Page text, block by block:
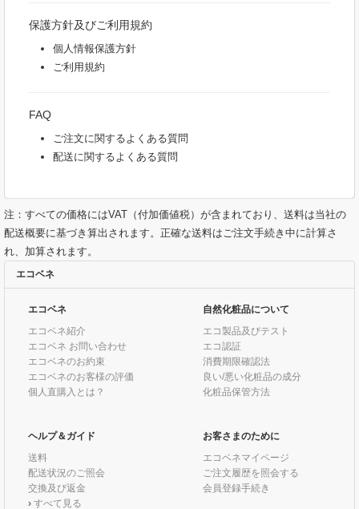
保護方針及びご利用規約
個人情報保護方針
ご利用規約
FAQ
ご注文に関するよくある質問
配送に関するよくある質問
注：すべての価格にはVAT（付加価値税）が含まれており、送料は当社の
配送概要に基づき算出されます。正確な送料はご注文手続き中に計算さ
れ、加算されます。
エコベネ
エコベネ
エコベネ紹介
エコベネ お問い合わせ
エコベネのお約束
エコベネのお客様の評価
個人直購入とは？
自然化粧品について
エコ製品及びテスト
エコ認証
消費期限確認法
良い/悪い化粧品の成分
化粧品保管方法
ヘルプ＆ガイド
送料
配送状況のご照会
交換及び返金
› すべて見る
お客さまのために
エコベネマイページ
ご注文履歴を照会する
会員登録手続き